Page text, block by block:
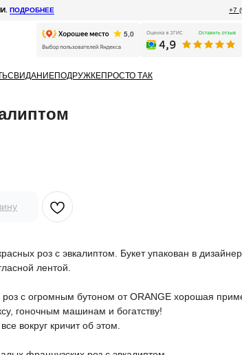
ПОДРОБНЕЕ +7
СВИДАНИЕПОДРУЖКЕПРОСТО ТАК
роз с эвкалиптом. Букет упакован в
лентой.
роз с огромным бутоном от ORANGE хорошая
гоночным машинам и богатству!
вокруг кричит об этом.